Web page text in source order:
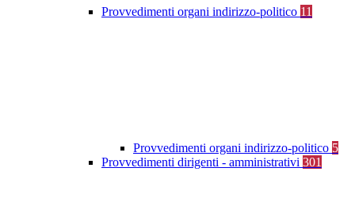
Provvedimenti organi indirizzo-politico 11
Provvedimenti organi indirizzo-politico 5
Provvedimenti dirigenti - amministrativi 301